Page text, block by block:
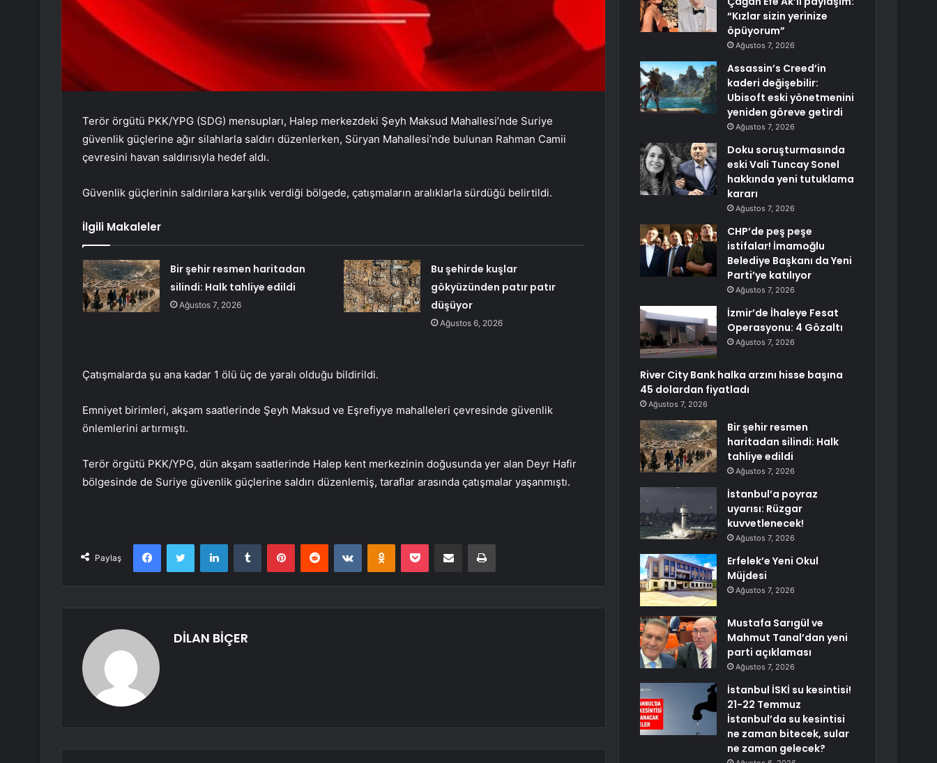
Terör örgütü PKK/YPG (SDG) mensupları, Halep merkezdeki Şeyh Maksud Mahallesi’nde Suriye
güvenlik güçlerine ağır silahlarla saldırı düzenlerken, Süryan Mahallesi’nde bulunan Rahman Camii
çevresini havan saldırısıyla hedef aldı.
Güvenlik güçlerinin saldırılara karşılık verdiği bölgede, çatışmaların aralıklarla sürdüğü belirtildi.
İlgili Makaleler
Bir şehir resmen haritadan
silindi: Halk tahliye edildi
Ağustos 7, 2026
Bu şehirde kuşlar
gökyüzünden patır patır
düşüyor
Ağustos 6, 2026
Çatışmalarda şu ana kadar 1 ölü üç de yaralı olduğu bildirildi.
Emniyet birimleri, akşam saatlerinde Şeyh Maksud ve Eşrefiyye mahalleleri çevresinde güvenlik
önlemlerini artırmıştı.
Terör örgütü PKK/YPG, dün akşam saatlerinde Halep kent merkezinin doğusunda yer alan Deyr Hafir
bölgesinde de Suriye güvenlik güçlerine saldırı düzenlemiş, taraflar arasında çatışmalar yaşanmıştı.
Paylaş
FacebookTwitter LinkedInTumblr PinterestReddit VKontakteOdnoklassniki
Pocket E-Posta ile paylaş Yazdır
DİLAN BİÇER
“Kızlar sizin yerinize
öpüyorum”
Ağustos 7, 2026
Assassin’s Creed’in
kaderi değişebilir:
Ubisoft eski yönetmenini
yeniden göreve getirdi
Ağustos 7, 2026
Doku soruşturmasında
eski Vali Tuncay Sonel
hakkında yeni tutuklama
kararı
Ağustos 7, 2026
CHP’de peş peşe
istifalar! İmamoğlu
Belediye Başkanı da Yeni
Parti’ye katılıyor
Ağustos 7, 2026
İzmir’de İhaleye Fesat
Operasyonu: 4 Gözaltı
Ağustos 7, 2026
River City Bank halka arzını hisse başına
45 dolardan fiyatladı
Ağustos 7, 2026
Bir şehir resmen
haritadan silindi: Halk
tahliye edildi
Ağustos 7, 2026
İstanbul’a poyraz
uyarısı: Rüzgar
kuvvetlenecek!
Ağustos 7, 2026
Erfelek’e Yeni Okul
Müjdesi
Ağustos 7, 2026
Mustafa Sarıgül ve
Mahmut Tanal’dan yeni
parti açıklaması
Ağustos 7, 2026
İstanbul İSKİ su kesintisi!
21-22 Temmuz
İstanbul’da su kesintisi
ne zaman bitecek, sular
ne zaman gelecek?